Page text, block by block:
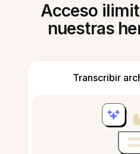
Acceso
nuestras
Transcribir